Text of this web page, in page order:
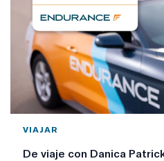
VIAJAR
De viaje con Danica